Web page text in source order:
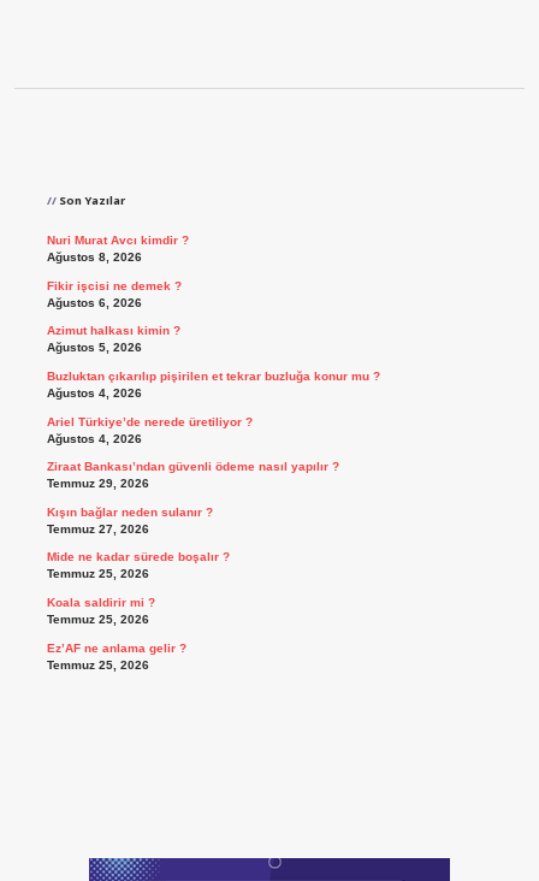
Son Yazılar
Nuri Murat Avcı kimdir ?
Ağustos 8, 2026
Fikir işcisi ne demek ?
Ağustos 6, 2026
Azimut halkası kimin ?
Ağustos 5, 2026
Buzluktan çıkarılıp pişirilen et tekrar buzluğa konur mu ?
Ağustos 4, 2026
Ariel Türkiye’de nerede üretiliyor ?
Ağustos 4, 2026
Ziraat Bankası’ndan güvenli ödeme nasıl yapılır ?
Temmuz 29, 2026
Kışın bağlar neden sulanır ?
Temmuz 27, 2026
Mide ne kadar sürede boşalır ?
Temmuz 25, 2026
Koala saldirir mi ?
Temmuz 25, 2026
Ez’AF ne anlama gelir ?
Temmuz 25, 2026